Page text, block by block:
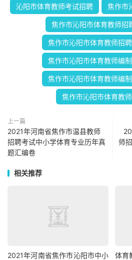
沁阳市体育教师考试招聘 焦作市
焦作市沁阳市体育教师招
焦作市沁阳市体育教师招
焦作市沁阳市体育教师编
焦作市沁阳市体育教师编
焦作市沁阳市体育教
上一篇
2021年河南省焦作市温县教师
招聘考试中小学体育专业历年真
题汇编卷
师
相关推荐
2021年河南省焦作市沁阳市中小
体育